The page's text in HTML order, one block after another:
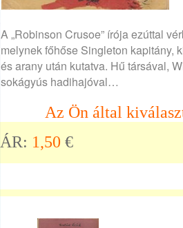
A „Robinson Crusoe” írója ezúttal
melynek főhőse Singleton kapitány,
és arany után kutatva. Hű társával,
sokágyús hadihajóval…
Az Ön által
ÁR: 1,50 €